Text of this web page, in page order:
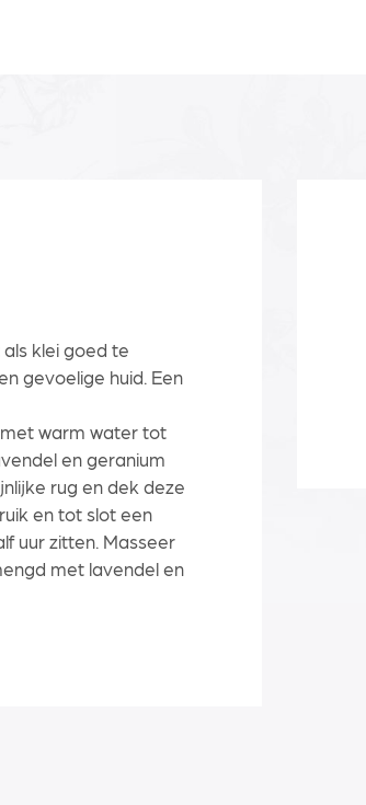
klei goed te
gevoelige huid. Een
warm water tot
en geranium
rug en dek deze
en tot slot een
uur zitten. Masseer
met lavendel en